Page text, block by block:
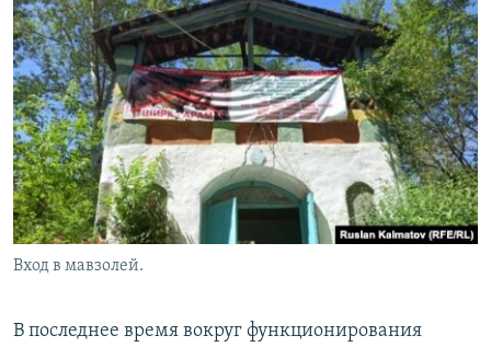
Вход в мавзолей.
В последнее время вокруг функционирования